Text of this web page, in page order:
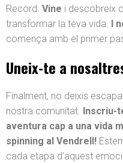
Record. Vine i descobreix
transformar la teva vida. I
comença amb el primer
Uneix-te a
Finalment, no deixis
nostra comunitat. Inscriu-
aventura cap a una vida
spinning al Vendrell!
cada etapa d’aquest